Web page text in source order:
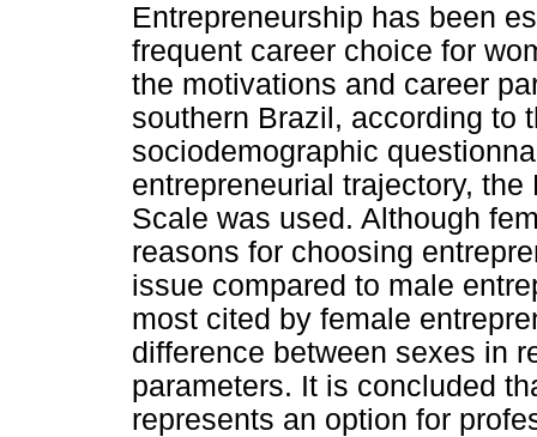
Entrepreneurship has been
frequent career choice for
the motivations and career
southern Brazil, according to
sociodemographic
entrepreneurial trajectory,
Scale was used. Although
reasons for choosing
issue compared to male
most cited by female
difference between sexes in
parameters. It is concluded
represents an option for